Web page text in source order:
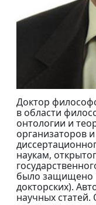
Доктор
в области
онтологии и
организаторов
наукам,
было защищено
докторских).
научных статей.